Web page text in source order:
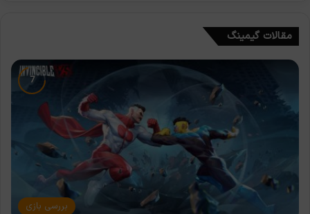
مقالات گیمینگ
بررسی بازی